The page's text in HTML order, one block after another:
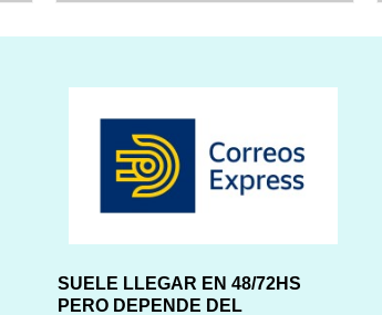
SUELE LLEGAR EN 48/72HS
PERO DEPENDE DEL